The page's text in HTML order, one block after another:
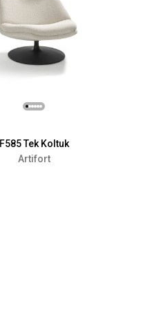
F585 Tek Koltuk
Artifort